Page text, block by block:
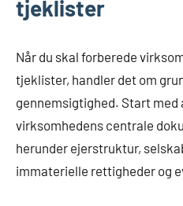
tjeklister
Når du skal forberede
tjeklister, handler det om
gennemsigtighed. Start med
virksomhedens centrale
herunder ejerstruktur,
immaterielle rettigheder og